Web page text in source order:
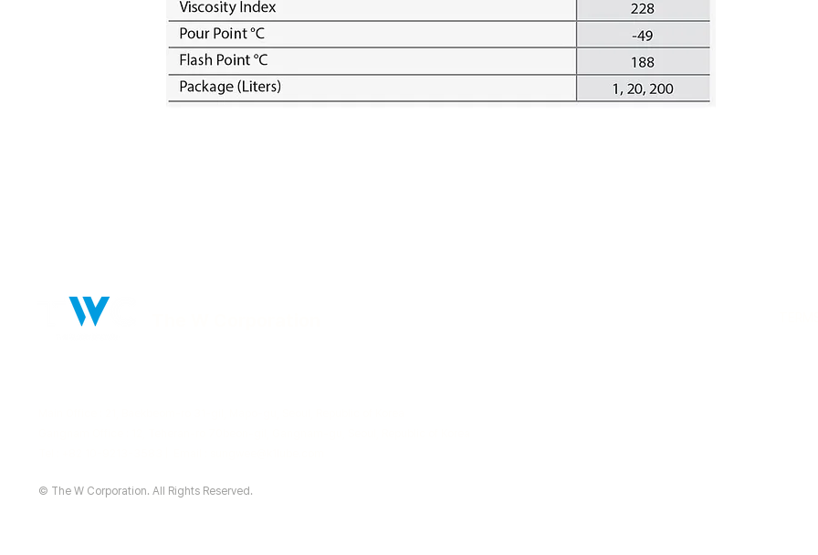
© The W Corporation. All Rights Reserved.